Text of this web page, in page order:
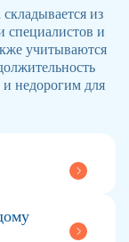
из
специалистов и
учитываются
и недорогим для